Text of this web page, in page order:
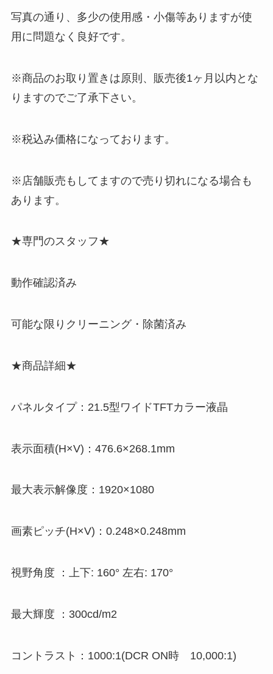
写真の通り、多少の使用感・小傷等ありますが使
用に問題なく良好です。
※商品のお取り置きは原則、販売後1ヶ月以内とな
りますのでご了承下さい。
※税込み価格になっております。
※店舗販売もしてますので売り切れになる場合も
あります。
★専門のスタッフ★
動作確認済み
可能な限りクリーニング・除菌済み
★商品詳細★
パネルタイプ：21.5型ワイドTFTカラー液晶
表示面積(H×V)：476.6×268.1mm
最大表示解像度：1920×1080
画素ピッチ(H×V)：0.248×0.248mm
視野角度 ：上下: 160° 左右: 170°
最大輝度 ：300cd/m2
コントラスト：1000:1(DCR ON時 10,000:1)